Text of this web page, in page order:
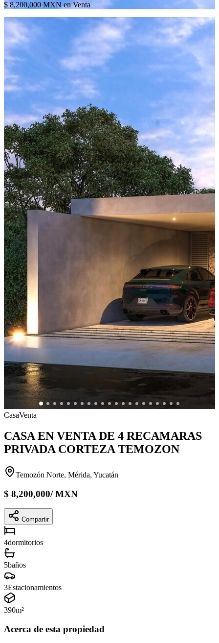
$ 8,200,000 MXN en Venta
CasaVenta
CASA EN VENTA DE 4 RECAMARAS
PRIVADA CORTEZA TEMOZON
Temozón Norte, Mérida, Yucatán
$ 8,200,000/MXN
Compartir
4dormitorios
5baños
3Estacionamientos
390m²
Acerca de esta propiedad